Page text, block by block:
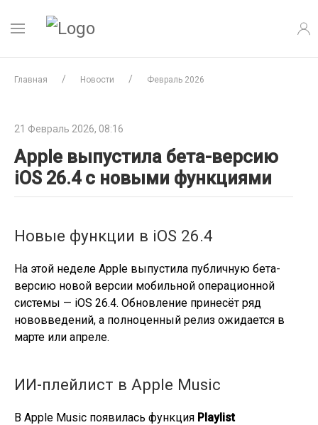
Главная Новости Февраль 2026
21 Февраль 2026, 08:16
Apple выпустила бета-версию
iOS 26.4 с новыми функциями
Новые функции в iOS 26.4
На этой неделе Apple выпустила публичную бета-
версию новой версии мобильной операционной
системы — iOS 26.4. Обновление принесёт ряд
нововведений, а полноценный релиз ожидается в
марте или апреле.
ИИ-плейлист в Apple Music
В Apple Music появилась функция Playlist